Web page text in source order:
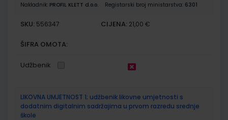
Nakladnik: PROFIL KLETT d.o.o. Registarski broj ministarstva: 6301
SKU: 556347 CIJENA: 21,00 €
ŠIFRA OMOTA:
Udžbenik
LIKOVNA UMJETNOST 1; udžbenik likovne umjetnosti s
dodatnim digitalnim sadržajima u prvom razredu srednje
škole